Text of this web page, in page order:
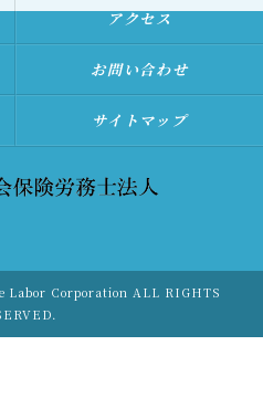
アクセス
お問い合わせ
サイトマップ
Labor Corporation ALL RIGHTS